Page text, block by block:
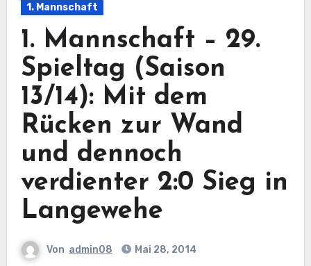
1. Mannschaft
1. Mannschaft – 29.
Spieltag (Saison
13/14): Mit dem
Rücken zur Wand
und dennoch
verdienter 2:0 Sieg in
Langewehe
Von admin08 Mai 28, 2014